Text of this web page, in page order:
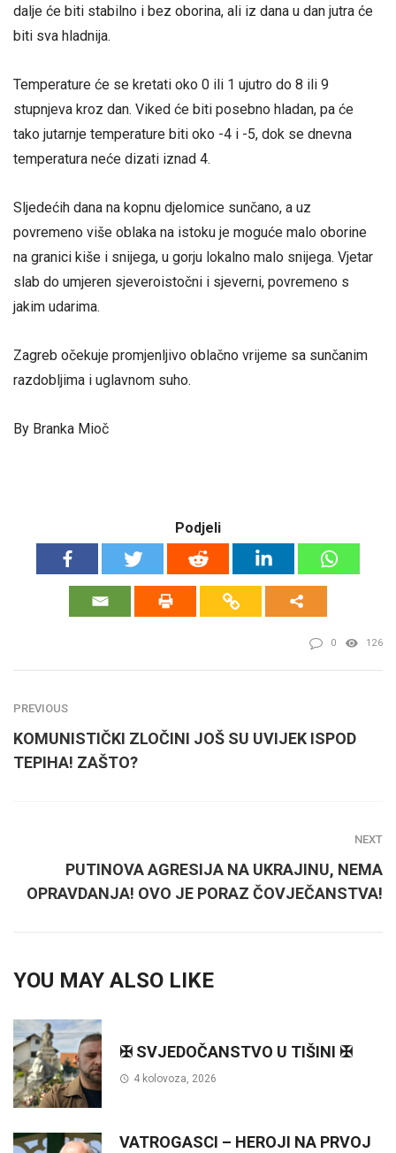
dalje će biti stabilno i bez oborina, ali iz dana u dan jutra će
biti sva hladnija.
Temperature će se kretati oko 0 ili 1 ujutro do 8 ili 9
stupnjeva kroz dan. Viked će biti posebno hladan, pa će
tako jutarnje temperature biti oko -4 i -5, dok se dnevna
temperatura neće dizati iznad 4.
Sljedećih dana na kopnu djelomice sunčano, a uz
povremeno više oblaka na istoku je moguće malo oborine
na granici kiše i snijega, u gorju lokalno malo snijega. Vjetar
slab do umjeren sjeveroistočni i sjeverni, povremeno s
jakim udarima.
Zagreb očekuje promjenljivo oblačno vrijeme sa sunčanim
razdobljima i uglavnom suho.
By Branka Mioč
Podjeli
0 126
PREVIOUS
KOMUNISTIČKI ZLOČINI JOŠ SU UVIJEK ISPOD
TEPIHA! ZAŠTO?
NEXT
PUTINOVA AGRESIJA NA UKRAJINU, NEMA
OPRAVDANJA! OVO JE PORAZ ČOVJEČANSTVA!
YOU MAY ALSO LIKE
✠ SVJEDOČANSTVO U TIŠINI ✠
4 kolovoza, 2026
VATROGASCI – HEROJI NA PRVOJ